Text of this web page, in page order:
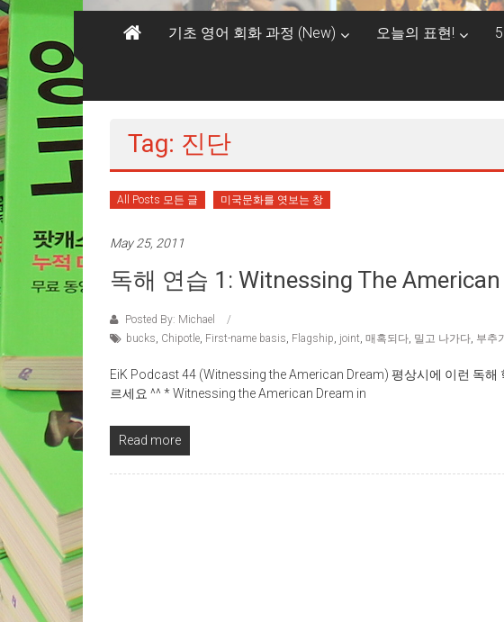
기초 영어 회화 과정 (New) 오늘의 표현!
Tag: 진단
All Posts 모든 글 미국문화를 엿보는 창
May 25, 2011
독해 연습 1: Witnessing The
Posted By: Michael
bucks, Chipotle, First-name basis, Flagship, joint, 매혹되다, 밀고 나가다, 부추
EiK Podcast 44 (Witnessing the American Dream) 평상시에 이런 독해
르세요 ^^ * Witnessing the American Dream in
Read more